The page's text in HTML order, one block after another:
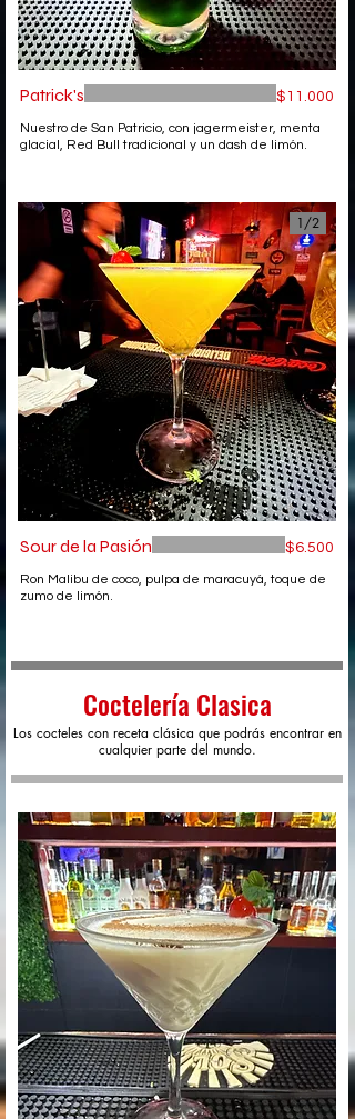
Patrick's
Nuestro de San Patricio, con jagermeister, menta
glacial, Red Bull tradicional y un dash de limón.
$11.000
Sour de la Pasión
Ron Malibu de coco, pulpa de maracuyá, toque de
zumo de limón.
$6.500
1/2
Coctelería Clasica
Los cocteles con receta clásica que podrás encontrar en
cualquier parte del mundo.